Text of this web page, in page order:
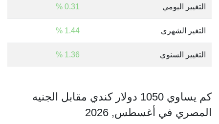
التغيير اليومي 0.31 %
التغير الشهري 1.44 %
التغيير السنوي 1.36 %
كم يساوي 1050 دولار كندي مقابل الجنيه
المصري في أغسطس, 2026